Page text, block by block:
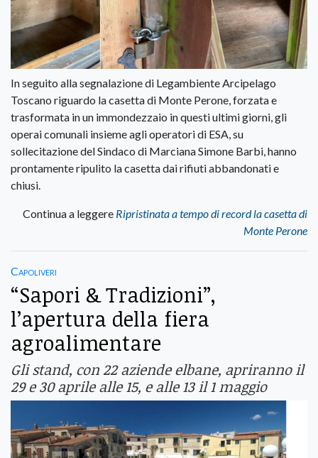
In seguito alla segnalazione di Legambiente Arcipelago
Toscano riguardo la casetta di Monte Perone, forzata e
trasformata in un immondezzaio in questi ultimi giorni, gli
operai comunali insieme agli operatori di ESA, su
sollecitazione del Sindaco di Marciana Simone Barbi, hanno
prontamente ripulito la casetta dai rifiuti abbandonati e
chiusi.
Continua a leggere Ripristinata a tempo di record la casetta di
Monte Perone
Capoliveri
“Sapori & Tradizioni”,
l’apertura della fiera
agroalimentare
Gli stand, con 22 aziende elbane, apriranno il
29 e 30 aprile alle 15, e alle 13 il 1 maggio